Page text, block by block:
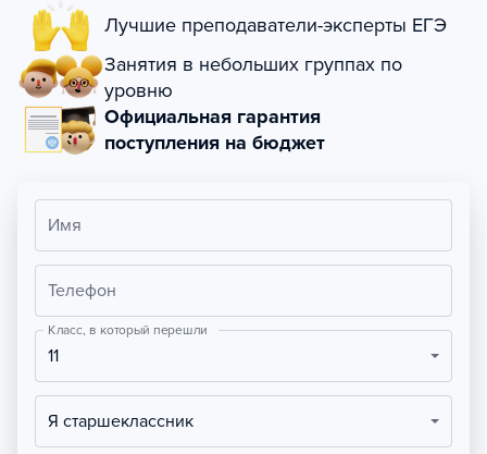
Лучшие преподаватели-эксперты ЕГЭ
Занятия в небольших группах по
уровню
Официальная гарантия
поступления на бюджет
Имя
Телефон
Класс, в который перешли
11
Я старшеклассник